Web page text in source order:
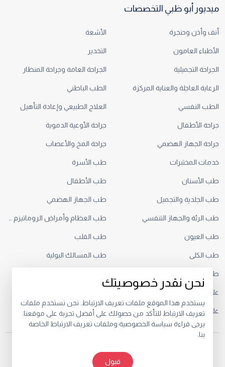
ميديور أبو ظبي التخصصات
أنف وأذن وحنجرة الأشعة
الأطباء العامون التخدير
الجراحة التجميلية الجراحة العامة وجراحة المنظار
الرعاية العاجلة والعناية المركزة الطب الباطني
الطب النفسي العلاج الطبيعي وإعادة التأهيل
جراحة الأطفال جراحة الأوعية الدموية
جراحة الجهاز الهضمي جراحة المخ والأعصاب
خدمات المختبرات طب الأسرة
طب الأسنان طب الأطفال
طب الجلدية والتجميل طب الجهاز الهضمي
طب الرئة والجهاز التنفسي طب العظام وأمراض الروماتيزم والطب الرياضي
طب العيون طب القلب
طب الكلى طب المسالك البولية
طب النساء والتوليد
علم الأعصاب
علم التغذية علم الغدد الصماء
© 2026.
نحن نقدر خصوصيتك
يستخدم هذا الموقع ملفات تعريف الارتباط. نحن نستخدم ملفات
تعريف الارتباط للتأكد من حصولك على أفضل تجربة على موقعنا.
يرجى قراءة سياسة الخصوصية وملفات تعريف الارتباط الخاصة
بنا.
قبول